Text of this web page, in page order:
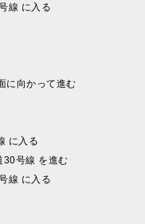
線 に入る
に向かって進む
に入る
30号線 を進む
線 に入る